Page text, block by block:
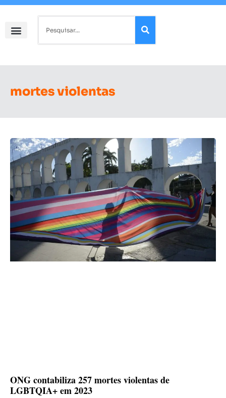
mortes violentas
ONG contabiliza 257 mortes violentas de
LGBTQIA+ em 2023